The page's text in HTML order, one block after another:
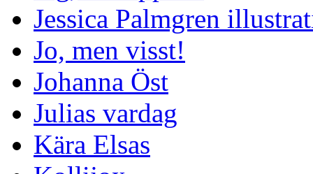
Jessica Palmgren
Jo, men visst!
Johanna Öst
Julias vardag
Kära Elsas